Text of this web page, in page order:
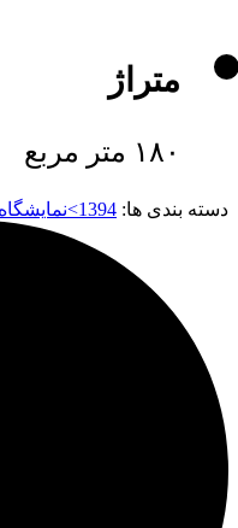
متراژ
۱۸۰ متر مربع
دسته بندی ها: 1394>نمایشگاه تاسیسات ساختمان و سیستم های سرمایشی و گرمایشی